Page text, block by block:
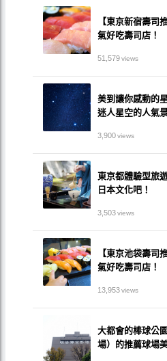
【東京新宿壽司
氣好吃壽司店！
51,579views
美到讓你感動的
迷人星空的人氣
3,900views
東京都體驗型旅
日本文化吧！
3,503views
【東京池袋壽司
氣好吃壽司店！
13,953views
大都會的棒球公
場）的推薦球場